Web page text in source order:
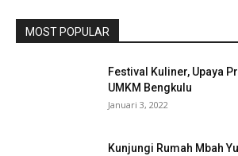
MOST POPULAR
Festival Kuliner, Upaya
UMKM Bengkulu
Januari 3, 2022
Kunjungi Rumah Mbah